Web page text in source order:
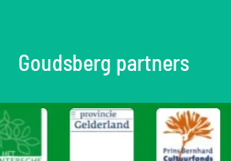
Goudsberg partners